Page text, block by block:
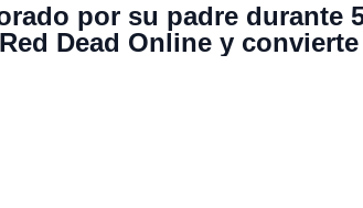
por su padre durante
Dead Online y